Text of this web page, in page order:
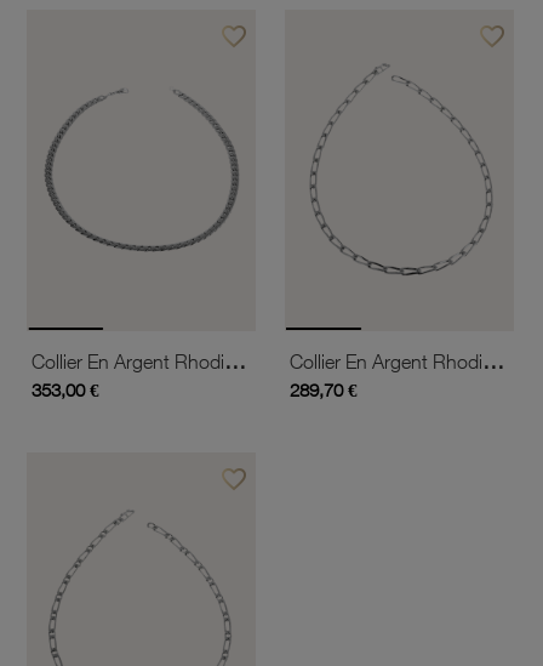
favorite_borderAjouter à vos favoris
Collier En Argent Rhodié Maille Anglaise
353,00 €
favorite_borderAjouter
Collier En Argent Rhodié Maille Cheval
289,70 €
favorite_borderAjouter à vos favoris